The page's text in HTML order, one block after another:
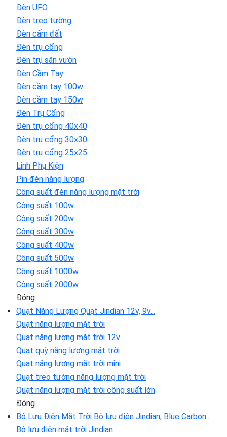
Đèn UFO
Đèn treo tường
Đèn cấm đất
Đèn trụ cổng
Đèn trụ sân vườn
Đèn Cầm Tay
Đèn cầm tay 100w
Đèn cầm tay 150w
Đèn Trụ Cổng
Đèn trụ cổng 40x40
Đèn trụ cổng 30x30
Đèn trụ cổng 25x25
Linh Phụ Kiện
Pin đèn năng lượng
Công suất đèn năng lượng mặt trời
Công suất 100w
Công suất 200w
Công suất 300w
Công suất 400w
Công suất 500w
Công suất 1000w
Công suất 2000w
Đóng
Quạt Năng Lượng Quạt Jindian 12v, 9v...
Quạt năng lượng mặt trời
Quạt năng lượng mặt trời 12v
Quạt quỳ năng lượng mặt trời
Quạt năng lượng mặt trời mini
Quạt treo tường năng lượng mặt trời
Quạt năng lượng mặt trời công suất lớn
Đóng
Bộ Lưu Điện Mặt Trời Bộ lưu điện Jindian, Blue Carbon...
Bộ lưu điện mặt trời Jindian